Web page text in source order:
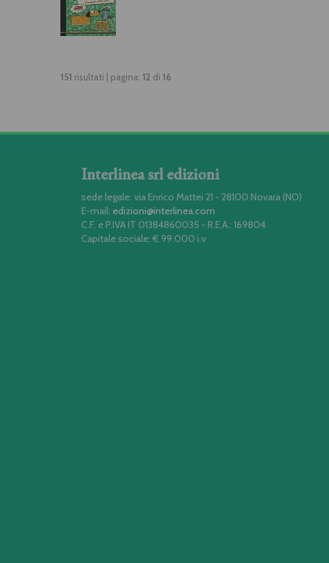
151 risultati | pagina: 12 di 16
Interlinea srl edizioni
sede legale: via Enrico Mattei 21 - 28100 Novara (NO)
E-mail: edizioni@interlinea.com
C.F. e P.IVA IT 01384860035 - R.E.A.: 169804
Capitale sociale: € 99.000 i.v